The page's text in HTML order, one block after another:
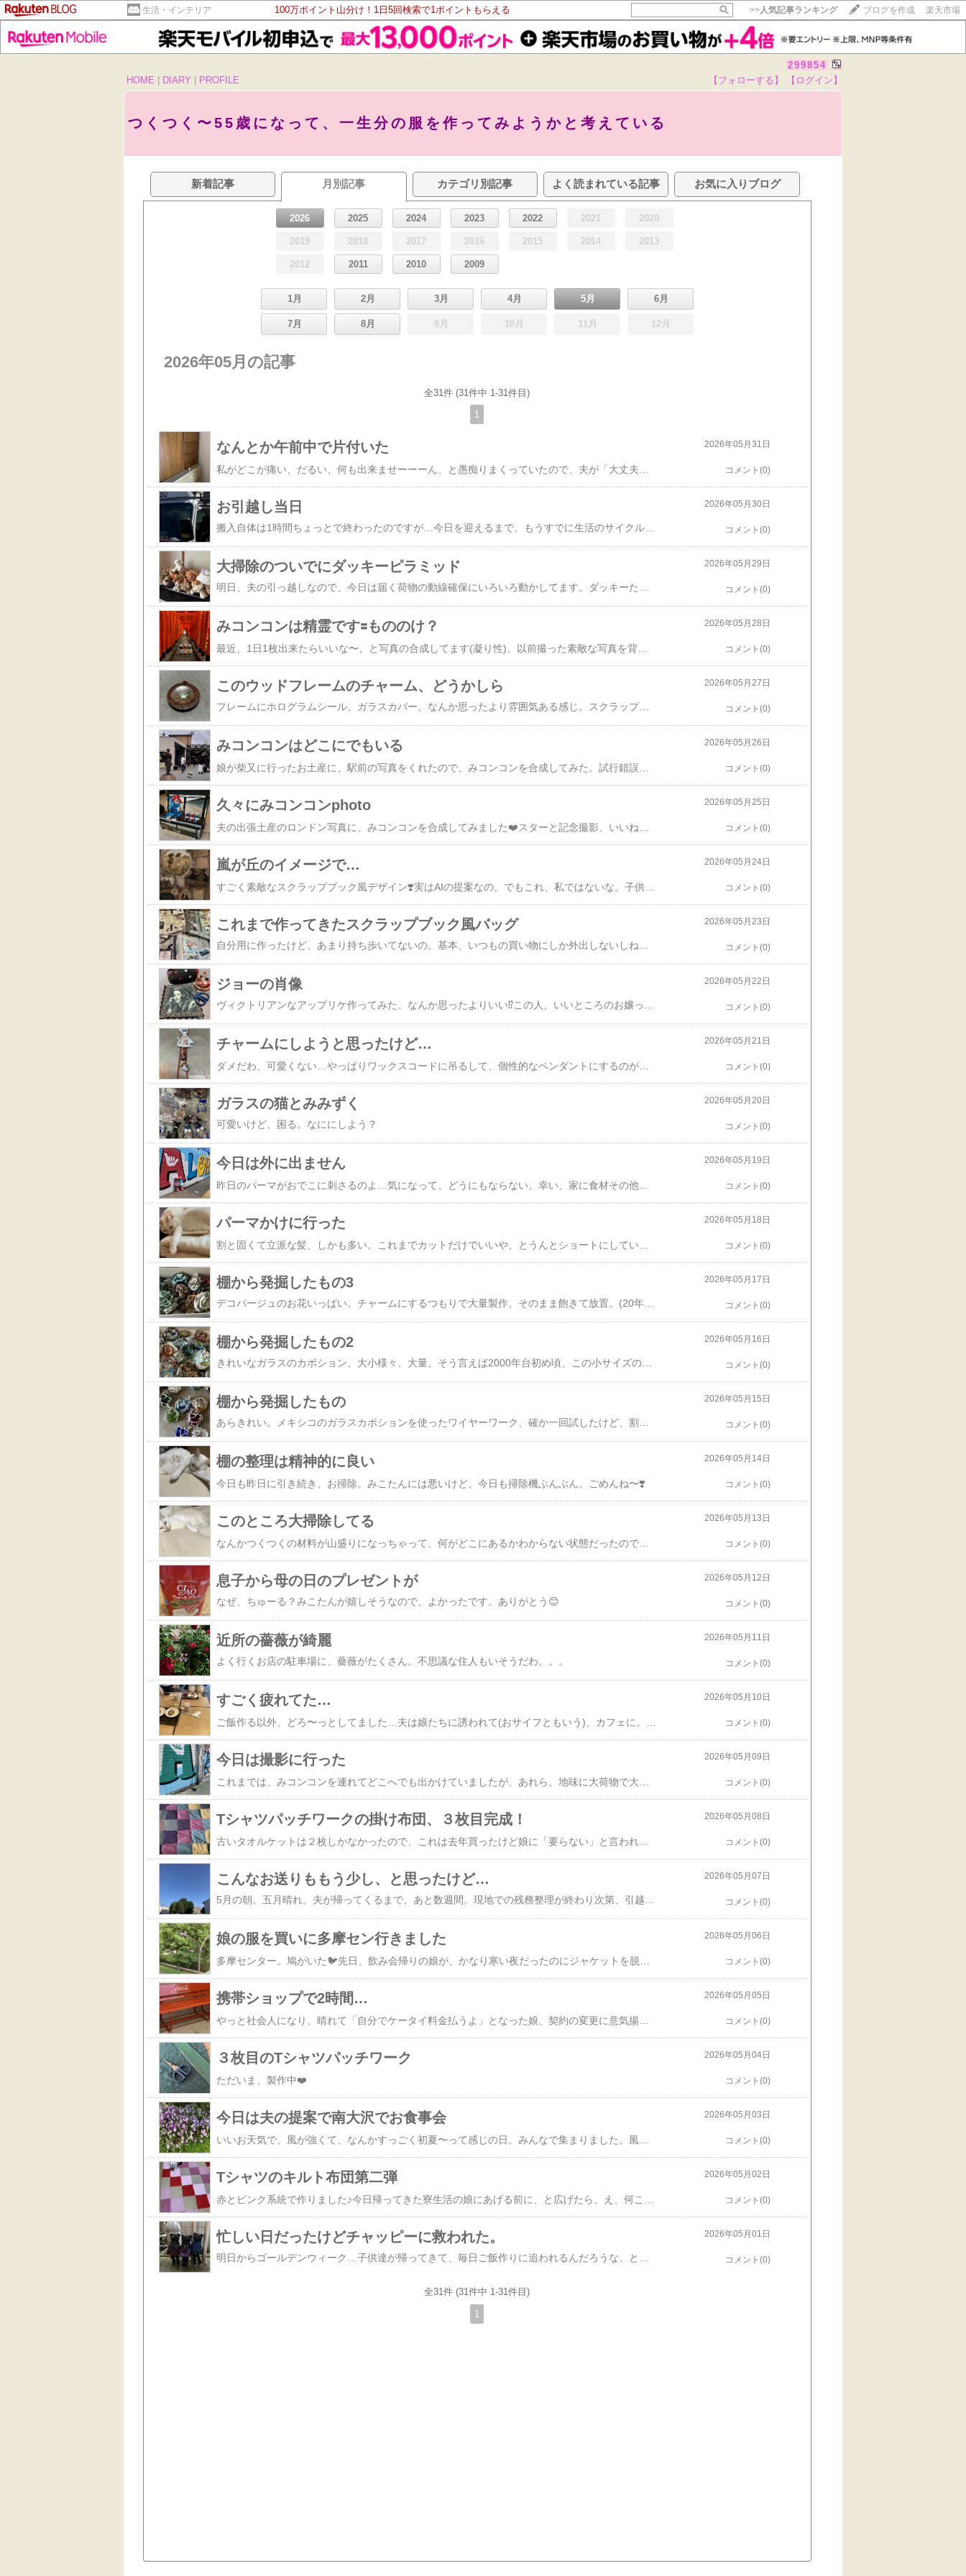
生活・インテリア 100万ポイント山分け！1日5回検索で1ポイントもらえる >>人気記事ランキング ブログを作成 楽天市場
299854
HOME
DIARY PROFILE 【フォローする】 【ログイン】
つくつく〜55歳になって、一生分の服を作ってみようかと考えている
新着記事 月別記事 カテゴリ別記事 よく読まれている記事 お気に入りブログ
2026 2025 2024 2023 2022 2021 2020
2019 2018 2017 2016 2015 2014 2013
2012 2011 2010 2009
1月 2月 3月 4月 5月 6月
7月 8月 9月 10月 11月 12月
2026年05月の記事
全31件 (31件中 1-31件目)
1
なんとか午前中で片付いた 2026年05月31日
コメント(0)
お引越し当日
搬入自体は1時間ちょっとで終わったのですが…今日を迎えるまで、もうすでに生活のサイクルが完璧に回ってる家に、あればいいかもしれないけど基本不要、な家具を収めるため、私、1人ですっごく準備したのです。力仕事もいっぱいしました。結果…股関節も太腿も膝も、全部笑ってます。痛いです。疲れすぎ〜…でもまあ、なんかいい感じにできました。大物はなんとかなったので、あとは段ボールだな。大きなトラックで来て下さいました。とてもご親切で、いい方たちでした。ありがとう😭
2026年05月30日
コメント(0)
大掃除のついでにダッキーピラミッド 2026年05月29日
コメント(0)
みコンコンは精霊です🟰もののけ？
最近、1日1枚出来たらいいな〜、と写真の合成してます(凝り性)。以前撮った素敵な写真を背景に、みコンコンを紛れ込ませるといういたずら。楽しい😃ここは2年くらい前だったか、赤坂の日枝神社。参拝者いっぱいでしたが、鳥居の階段に一瞬誰もいない時間があったので、そこらの人で並んで順番に撮影❤️「すぐ撮りますからね！」、「いいえ、ごゆっくり〜」なんて言いながらもちょっと慌てて、みんななんとか撮れたのでした。懐かしい。あの謎解き、キツかったけど楽しかったな〜、と思い出しながら、みコンコンを立たせました。他にもいっぱいあるの、素敵な場所。思い出を巡っていこうと思います♪
2026年05月28日
コメント(0)
このウッドフレームのチャーム、どうかしら
フレームにホログラムシール、ガラスカバー。なんか思ったより雰囲気ある感じ。スクラップブックのバッグに飾ろうかな👜
2026年05月27日
コメント(0)
みコンコンはどこにでもいる 2026年05月26日
コメント(0)
久々にみコンコンphoto 2026年05月25日
コメント(0)
嵐が丘のイメージで…
すごく素敵なスクラップブック風デザイン❣️実はAIの提案なの。でもこれ、私ではないな。子供たちのイメージ、アニメ風じゃなくて、もっとヴィクトリアンにしたい。楽しいねえ。作ってみたいねえ。。。
2026年05月24日
コメント(0)
これまで作ってきたスクラップブック風バッグ 2026年05月23日
コメント(0)
ジョーの肖像 2026年05月22日
コメント(0)
チャームにしようと思ったけど…
ダメだわ、可愛くない…やっぱりワックスコードに吊るして、個性的なペンダントにするのがいいかも。またやってみます❣️
2026年05月21日
コメント(0)
ガラスの猫とみみずく
可愛いけど、困る。なににしよう？
2026年05月20日
コメント(0)
今日は外に出ません
昨日のパーマがおでこに刺さるのよ…気になって、どうにもならない。幸い、家に食材その他いっぱいの在庫あるので、しばらくはやっていけます。慣れるまで、集中して家の整理しよう。もうすぐ夫の帰還。毎朝5時起き生活です。頑張るぞ❣️なんか毎日、暑いですね〜あっという間に、春の花みコたちから、夏のうみ((海)コンコンにバトンタッチだ〜ご近所のなかなかすごいハワイアンカフェ周辺にて。素敵な写真になりました❤️
2026年05月19日
コメント(0)
パーマかけに行った 2026年05月18日
コメント(0)
棚から発掘したもの3
デコパージュのお花いっぱい。チャームにするつもりで大量製作、そのまま飽きて放置。(20年以上、多分…)割ときれいだよね、古色で、そこはかとないヴィクトリア感。デコパージュの糊だと押した時に潰されちゃうので、レジンでもっとガッチリ、壊れないように固めて完成させよう。楽しみ😊
2026年05月17日
コメント(0)
棚から発掘したもの2
きれいなガラスのカボション、大小様々、大量。そう言えば2000年台初め頃、この小サイズのものを選んで、チェーンつけてネックレス作ってたっけ。それと子供たちの卒業式の時、PTAの依頼で先生方全員に差し上げるプレゼント用にブックカバー作ったんだけど、確か女性用には栞用の紐の先に、これ付けました。きれい〜って喜ばれました。割と役立ってるね〜、また作ろうかな。一生分くらいあるので、老後も遊べそうです☺️
2026年05月16日
コメント(0)
棚から発掘したもの 2026年05月15日
コメント(0)
棚の整理は精神的に良い
今日も昨日に引き続き、お掃除。みこたんには悪いけど、今日も掃除機ぶんぶん。ごめんね〜❣️
2026年05月14日
コメント(0)
このところ大掃除してる
なんかつくつくの材料が山盛りになっちゃって、何がどこにあるかわからない状態だったので、昨日から思い切って大掃除してます。ちょうど夫が帰ってくる時に、大きな棚や作業台を持って帰ってくれるそうなので、きっと不用品を整理したら、すっごく使いやすい作業部屋になります❣️昨日、今日と大袋いっぱいの不用品と紙ごみと段ボールと…いやー、いらない物をよくもこんなに溜め込んだものだ〜。明日も続き。今日はおしまい。掃除機ガンガンかけてるので、みこたんは近寄りません。ごめんね🙏
2026年05月13日
コメント(0)
息子から母の日のプレゼントが
なぜ、ちゅーる？みこたんが嬉しそうなので、よかったです。ありがとう😊
2026年05月12日
コメント(0)
近所の薔薇が綺麗
よく行くお店の駐車場に、薔薇がたくさん。不思議な住人もいそうだわ。。。
2026年05月11日
コメント(0)
すごく疲れてた… 2026年05月10日
コメント(0)
今日は撮影に行った 2026年05月09日
コメント(0)
Tシャツパッチワークの掛け布団、３枚目完成！
古いタオルケットは２枚しかなかったので、これは去年買ったけど娘に「要らない」と言われたニト⚪︎の接触冷感毛布に重ねてみました❤️写真を撮ったあと、くるまってみたらね、これはもう…適度に柔らかく重みがあり、その上肌触りはひんやり、という優れものになりました‼️どうしよう、夫用にもう一枚、同じ毛布買ってきてつくろうかしら、もう材料の古いTシャツもないから、どこかで買ってきて…と、気づいたら本末転倒なことを考えてました。ないない、廃物利用のつもりだったんだから、材料買ってまでは作りませんよ。でも、コットンのワンピースとか、絶対今後使わないであろう敷シーツとか、ざいりょうはいっぱい。お布団じゃなくても、キルトは作れそう。簡単にカットできる大きなパターンで、また作ってみようかな。
2026年05月08日
コメント(0)
こんなお送りももう少し、と思ったけど… 2026年05月07日
コメント(0)
娘の服を買いに多摩セン行きました
多摩センター。鳩がいた🐦先日、飲み会帰りの娘が、かなり寒い夜だったのにジャケットを脱いで、ブラウス一枚で帰ってきたので驚いたのですが、なんでもアルコールを右半身に浴びてしまって、とんでもないシミが出来た➕臭う、というので脱いできたんですって。洗える素材だったので、すぐに洗濯したのですが…いやー、薄色のジャケットだったので、落ちないね。。。で、けっきょく新調することに。最近通い始めたスポーツジムに行くという娘と一緒に、多摩センター行ってきました。初夏だったわー、いい気候だわー。。。もう1ヶ月もすると、蒸し暑くなるんですね…とっても怖いわ😱
2026年05月06日
コメント(0)
携帯ショップで2時間…
やっと社会人になり、晴れて「自分でケータイ料金払うよ」となった娘、契約の変更に意気揚々とショップに。今まで支払ってたパパも行かないとダメ、というので、ついでにマミーもお買い物があるし、と一緒に行ってきましたが…予約して行ったのに、前の案件が長引いていて、けっきょく2時間待ちでした…すごくしっかりした、接客態度も良い店員さんがワンオペで頑張っていたので、文句を言うどころか、こっちはいくらでも待つぞ、落ち着いて行け、と気分は応援団。上は面倒なルールを一杯作るけど、それで現場が引っかかって進まないって、ほんと社会の縮図ですなー。せめてもう一人、仕事のわかる人を入れてあげて〜とずっと思ってました。。。(実はもう一人、店員さんはいたのですが、どうも研修中なのか、一つ一つの書類を全てもう一人に聞きに行っては埋める、本部(?}への確認電話をする段になったら、また「自信ないです、お願いします」と、接客中の人を待ってかけてもらうといった状態で…でもね、その人も頑張ってたからね…なんとも言えませんわ…)まあ、なんとか完了して良かった。みコンコンや黒みコの写真を撮りたい、いいロケーションがいっぱいあったので、今度やってみよう。このベンチに並べるとか、いいよね❤️
2026年05月05日
コメント(0)
３枚目のTシャツパッチワーク
ただいま、製作中❤️
2026年05月04日
コメント(0)
今日は夫の提案で南大沢でお食事会
いいお天気で、風が強くて、なんかすっごく初夏〜って感じの日。みんなで集まりました。風邪気味の寮生活娘も、明日が試合だから早起きなんだよね、という息子もやってきました。皆、いろいろ頑張ってました。新しい世界が広がっていました。みんな、大人になったんだね〜と感無量。また会おうね❣️
2026年05月03日
コメント(0)
Tシャツのキルト布団第二弾 2026年05月02日
コメント(0)
忙しい日だったけどチャッピーに救われた。 2026年05月01日
コメント(0)
全31件 (31件中 1-31件目)
1